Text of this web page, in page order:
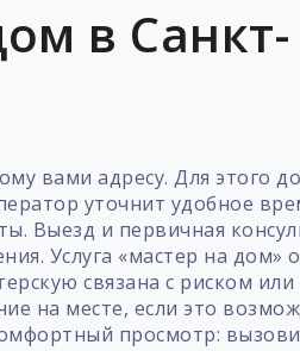
в Санкт-
вами адресу. Для этого
уточнит удобное
Выезд и первичная
Услуга «мастер на дом»
связана с риском или
на месте, если это
просмотр: